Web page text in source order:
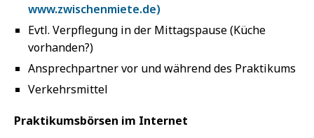
www.zwischenmiete.de)
Evtl. Verpflegung in der Mittagspause (Küche
vorhanden?)
Ansprechpartner vor und während des Praktikums
Verkehrsmittel
Praktikumsbörsen im Internet